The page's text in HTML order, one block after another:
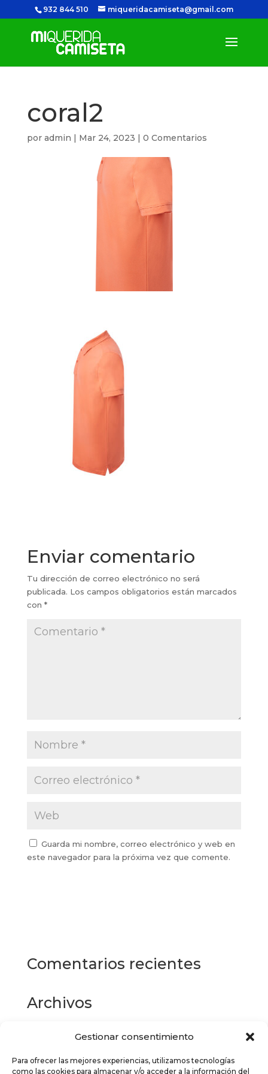
Gestionar consentimiento
Para ofrecer las mejores experiencias, utilizamos tecnologías
como las cookies para almacenar y/o acceder a la información del
932 844 510 miqueridacamiseta@gmail.com
coral2
por admin | Mar 24, 2023 | 0 Comentarios
Enviar comentario
Tu dirección de correo electrónico no será
publicada. Los campos obligatorios están marcados
con *
Guarda mi nombre, correo electrónico y web en
este navegador para la próxima vez que comente.
Comentarios recientes
Archivos
Categorías
No hay categorías